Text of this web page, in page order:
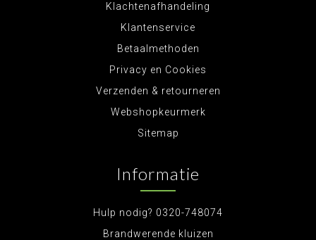
Klachtenafhandeling
Klantenservice
Betaalmethoden
Privacy en Cookies
Verzenden & retourneren
Webshopkeurmerk
Sitemap
Informatie
Hulp nodig? 0320-748074
Brandwerende kluizen